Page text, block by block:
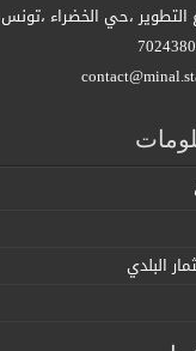
،حي الخضراء ،تونس1003
البلدي